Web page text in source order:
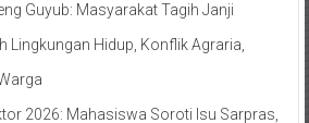
Guyub: Masyarakat Tagih Janji
Lingkungan Hidup, Konflik Agraria,
2026: Mahasiswa Soroti Isu Sarpras,